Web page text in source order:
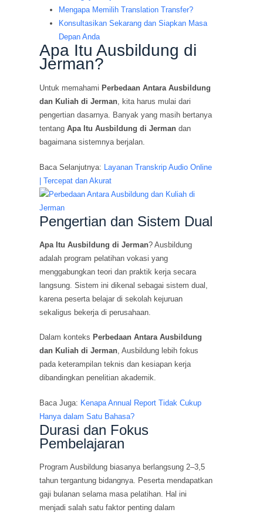
Mengapa Memilih Translation Transfer?
Konsultasikan Sekarang dan Siapkan Masa
Depan Anda
Apa Itu Ausbildung di
Jerman?
Untuk memahami Perbedaan Antara Ausbildung
dan Kuliah di Jerman, kita harus mulai dari
pengertian dasarnya. Banyak yang masih bertanya
tentangApa Itu Ausbildung di Jerman dan
bagaimana sistemnya berjalan.
Baca Selanjutnya:
Layanan Transkrip Audio Online
| Tercepat dan Akurat
Pengertian dan Sistem Dual
Apa Itu Ausbildung di Jerman? Ausbildung
adalah program pelatihan vokasi yang
menggabungkan teori dan praktik kerja secara
langsung. Sistem ini dikenal sebagai sistem dual,
karena peserta belajar di sekolah kejuruan
sekaligus bekerja di perusahaan.
Dalam konteks Perbedaan Antara Ausbildung
dan Kuliah di Jerman, Ausbildung lebih fokus
pada keterampilan teknis dan kesiapan kerja
dibandingkan penelitian akademik.
Baca Juga: Kenapa Annual Report Tidak Cukup
Hanya dalam Satu Bahasa?
Durasi dan Fokus
Pembelajaran
Program Ausbildung biasanya berlangsung 2–3,5
tahun tergantung bidangnya. Peserta mendapatkan
gaji bulanan selama masa pelatihan. Hal ini
menjadi salah satu faktor penting dalam